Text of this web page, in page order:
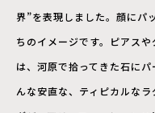
界”を表現しました。顔にパ
ちのイメージです。ピアス
は、河原で拾ってきた石に
んな安直な、ティピカルな